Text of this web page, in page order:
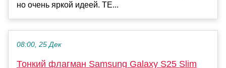
но очень яркой идеей. TE...
08:00, 25 Дек
Тонкий флагман Samsung Galaxy S25 Slim